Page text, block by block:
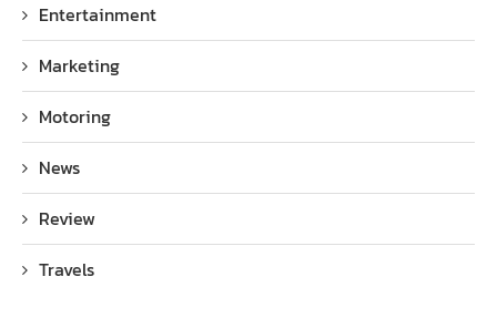
Entertainment
Marketing
Motoring
News
Review
Travels